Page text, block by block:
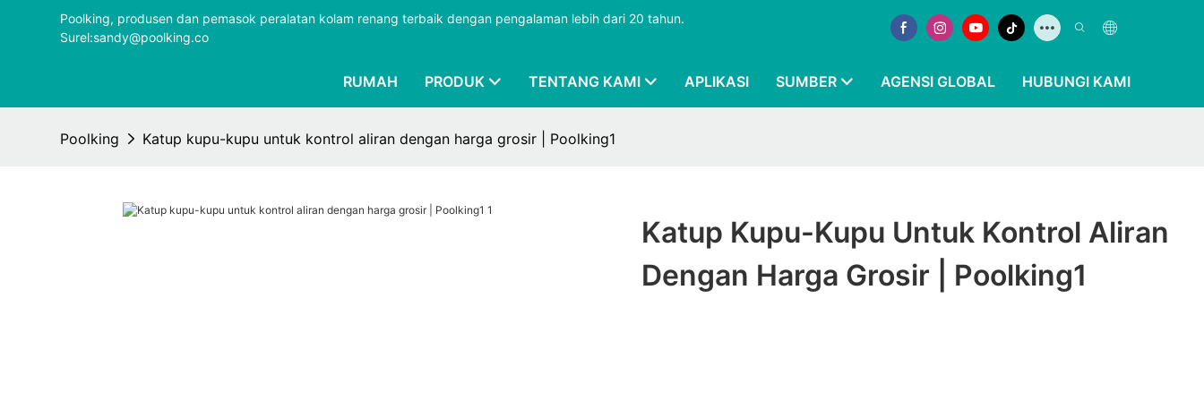
Poolking, produsen dan pemasok peralatan kolam renang terbaik dengan pengalaman lebih dari 20 tahun.
Surel:sandy@poolking.co
RUMAH PRODUK TENTANG KAMI APLIKASI SUMBER AGENSI GLOBAL HUBUNGI KAMI
Poolking Katup kupu-kupu untuk kontrol aliran dengan harga grosir | Poolking1
Katup Kupu-Kupu Untuk Kontrol Aliran
Dengan Harga Grosir | Poolking1